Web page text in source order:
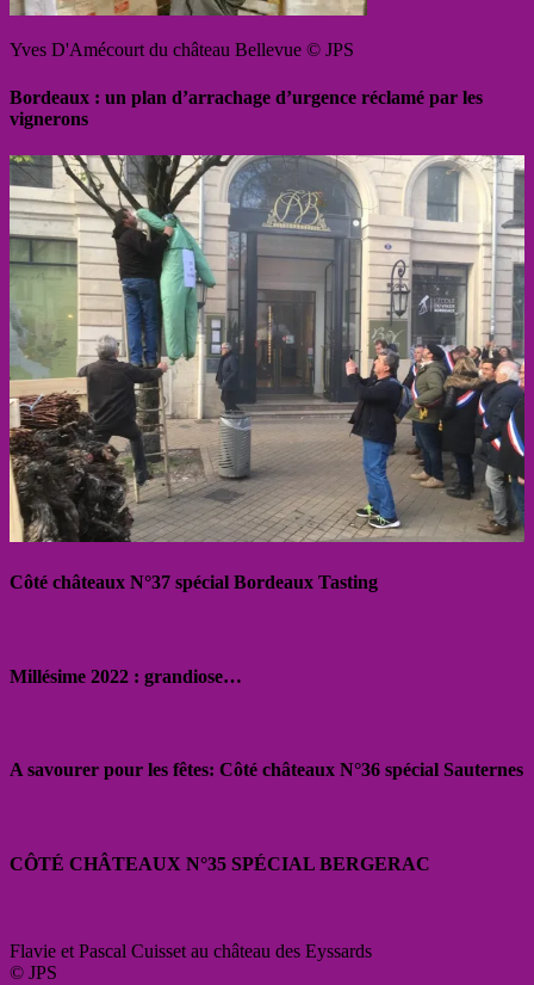
Yves D'Amécourt du château Bellevue © JPS
Bordeaux : un plan d’arrachage d’urgence réclamé par les
vignerons
Côté châteaux N°37 spécial Bordeaux Tasting
Millésime 2022 : grandiose…
A savourer pour les fêtes: Côté châteaux N°36 spécial Sauternes
CÔTÉ CHÂTEAUX N°35 SPÉCIAL BERGERAC
Flavie et Pascal Cuisset au château des Eyssards
© JPS